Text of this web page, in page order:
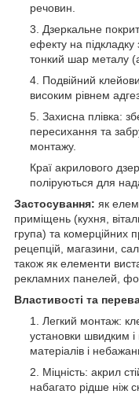
речовин.
Дзеркальне
ефекту на підкладку
тонкий шар металу
Подвійний
високим рівнем
Захисна плівка:
пересихання та
монтажу.
Краї акрилового
поліруються для
Застосування: як
приміщень (кухня,
група) та комерційних
рецепцій, магазини,
також як елементи
рекламних панелей,
Властивості та
Легкий монтаж:
установки швидким
матеріалів і
Міцність: акрил
набагато рідше ніж